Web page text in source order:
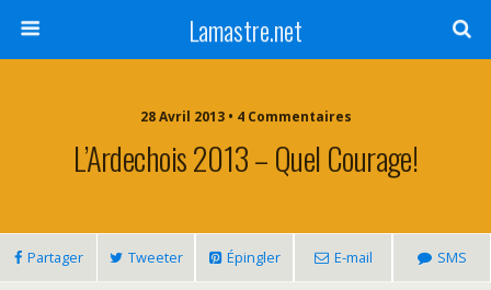
Lamastre.net
28 Avril 2013 • 4 Commentaires
L’Ardechois 2013 – Quel Courage!
Partager Tweeter Épingler E-mail SMS